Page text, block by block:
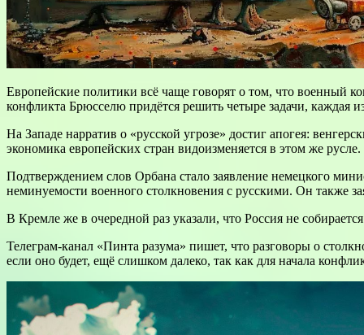
Европейские политики всё чаще говорят о том, что военный
конфликта Брюсселю придётся решить четыре задачи,
На Западе нарратив о «русской угрозе» достиг апогея:
экономика европейских стран видоизменяется в этом же русле.
Подтверждением слов Орбана стало заявление немецкого
неминуемости военного столкновения с русскими. Он также
В Кремле же в очередной раз указали, что Россия не
Телеграм-канал «Пинта разума» пишет, что разговоры о
если оно будет, ещё слишком далеко, так как для начала